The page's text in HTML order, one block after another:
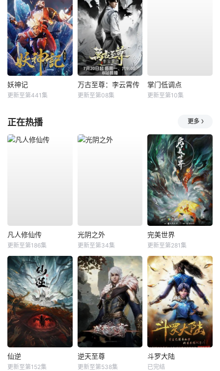
妖神记
更新至第441集
万古至尊：李云霄传
更新至第08集
掌门低调点
更新至第10集
正在热播 更多
凡人修仙传
更新至第186集
光阴之外
更新至第34集
完美世界
更新至第281集
仙逆
更新至第152集
逆天至尊
更新至第538集
斗罗大陆
已完结